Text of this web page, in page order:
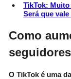
TikTok:
Será que
Como
O TikTok é uma